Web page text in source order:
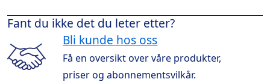
Fant du ikke det du leter etter?
Bli kunde hos oss
Få en oversikt over våre produkter,
priser og abonnementsvilkår.